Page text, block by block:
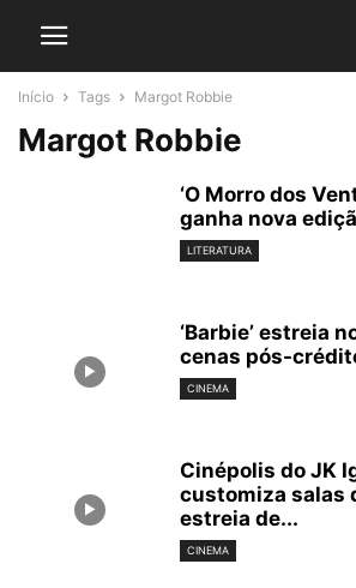
Início Tags Margot Robbie
Margot Robbie
‘O Morro dos
ganha nova
LITERATURA
‘Barbie’ estreia
cenas pós-
CINEMA
Cinépolis do JK
customiza salas
estreia de...
CINEMA